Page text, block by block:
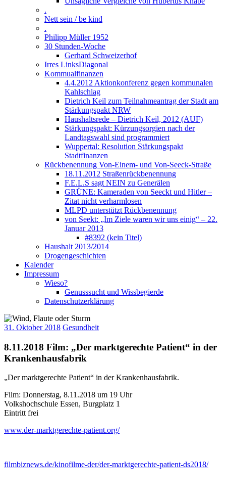
.
Nett sein / be kind
.
Philipp Müller 1952
30 Stunden-Woche
Gerhard Schweizerhof
Irres LinksDiagonal
Kommualfinanzen
4.4.2012 Aktionkonferenz gegen kommunalen
Kahlschlag
Dietrich Keil zum Teilnahmeantrag der Stadt am
Stärkungspakt NRW
Haushaltsrede – Dietrich Keil, 2012 (AUF)
Stärkungspakt: Kürzungsorgien nach der
Landtagswahl sind programmiert
Wuppertal: Resolution Stärkungspakt
Stadtfinanzen
Rückbenennung Von-Einem- und Von-Seeck-Straße
18.11.2012 Straßenrückbenennung
F.E.L.S sagt NEIN zu Generälen
GRÜNE: Kameraden von Seeckt und Hitler –
Zitat nicht verharmlosen
MLPD unterstützt Rückbenennung
von Seekt: „Im Ziele waren wir uns einig“ – 22.
Januar 2013
#8392 (kein Titel)
Haushalt 2013/2014
Drogengeschichten
Kalender
Impressum
Wieso?
Genusssucht und Wissbegierde
Datenschutzerklärung
31. Oktober 2018 Gesundheit
8.11.2018 Film: „Der marktgerechte Patient“ in der
Krankenhausfabrik
„Der marktgerechte Patient“ in der Krankenhausfabrik.
Film: Donnerstag, 8.11.2018 um 19 Uhr
Volkshochschule Essen, Burgplatz 1
Eintritt frei
www.der-marktgerechte-patient.org/
filmbiznews.de/kinofilme-der/der-marktgerechte-patient-ds2018/